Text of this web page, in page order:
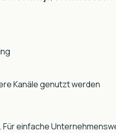
Kanäle genutzt werden
Für einfache